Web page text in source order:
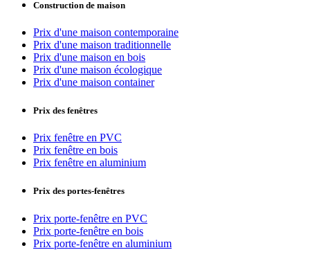
Construction de maison
Prix d'une maison contemporaine
Prix d'une maison traditionnelle
Prix d'une maison en bois
Prix d'une maison écologique
Prix d'une maison container
Prix des fenêtres
Prix fenêtre en PVC
Prix fenêtre en bois
Prix fenêtre en aluminium
Prix des portes-fenêtres
Prix porte-fenêtre en PVC
Prix porte-fenêtre en bois
Prix porte-fenêtre en aluminium